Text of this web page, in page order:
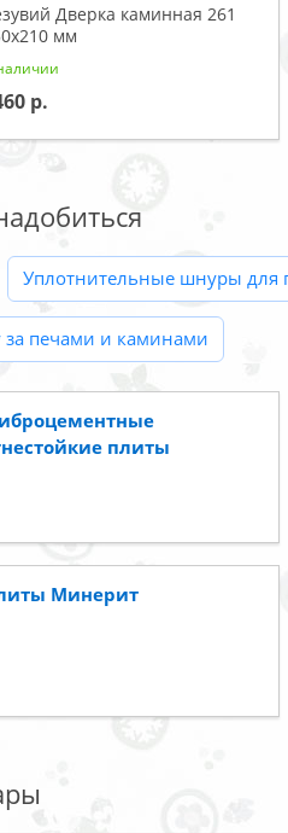
Дверка каминная 261
мм
Уплотнительные шнуры для
за печами и каминами
плиты
Минерит